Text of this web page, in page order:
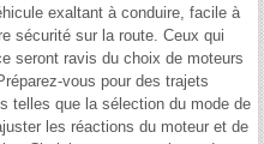
exaltant à conduire, facile à
sécurité sur la route. Ceux qui
seront ravis du choix de moteurs
vous pour des trajets
telles que la sélection du mode de
les réactions du moteur et de